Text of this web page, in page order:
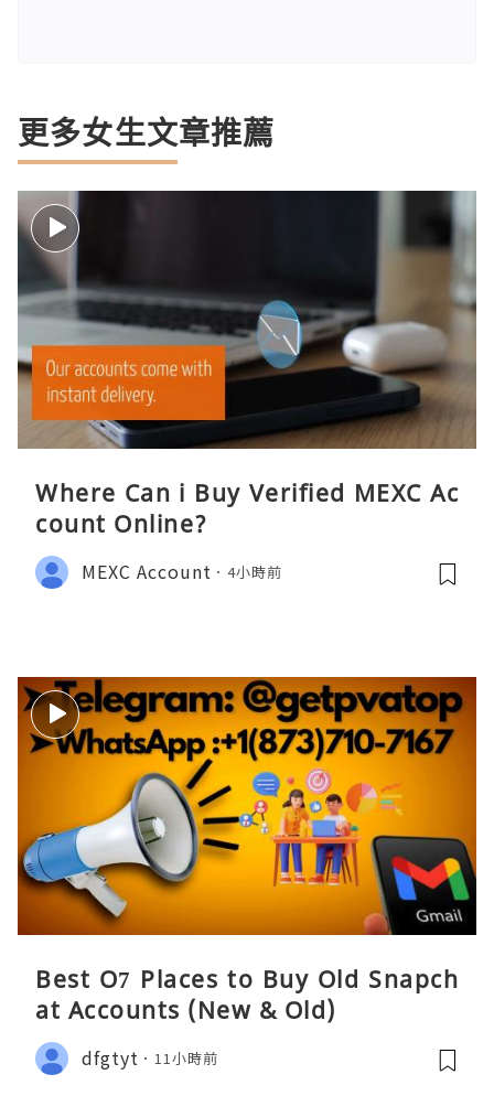
更多女生文章推薦
Where Can i Buy Verified MEXC Ac
count Online?
MEXC Account 4小時前
Best O7 Places to Buy Old Snapch
at Accounts (New & Old)
dfgtyt 11小時前